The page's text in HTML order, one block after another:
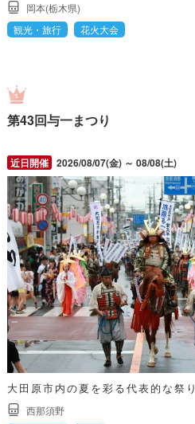
岡本(栃木県)
観光・旅行
花火大会
第43回与一まつり
2026/08/07(金) ～ 08/08(土)
大田原市内の夏を彩る代表的な祭り
西那須野